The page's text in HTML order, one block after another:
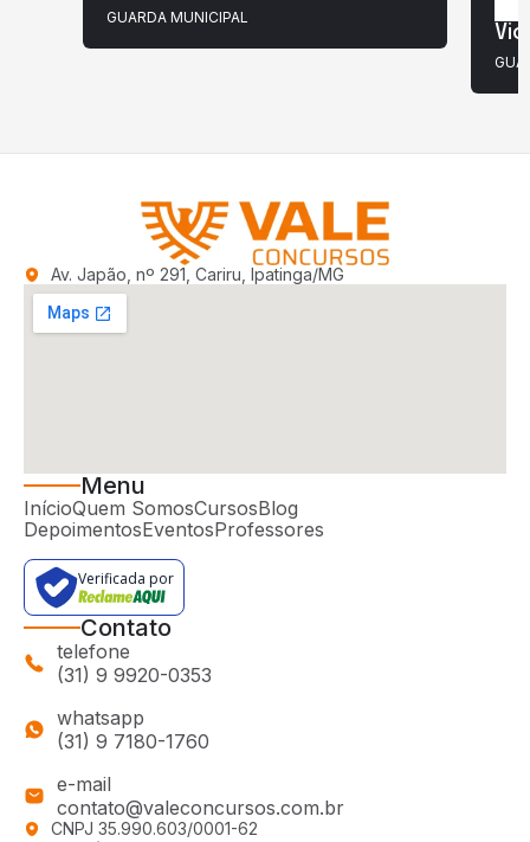
GUARDA MUNICIPAL
Av. Japão, nº 291, Cariru, Ipatinga/MG
Menu
InícioQuem SomosCursosBlog
DepoimentosEventosProfessores
Verificada por
Contato
telefone
(31) 9 9920-0353
whatsapp
(31) 9 7180-1760
e-mail
contato@valeconcursos.com.br
CNPJ 35.990.603/0001-62